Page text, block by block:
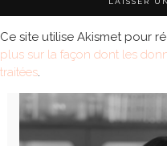
Ce site utilise Akismet pour
plus sur la façon dont les
traitées.